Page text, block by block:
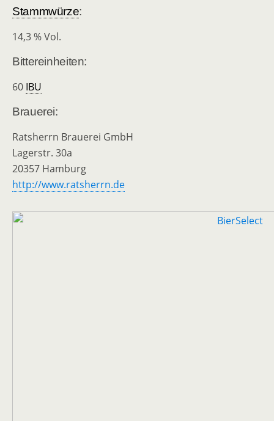
Stammwürze:
14,3 % Vol.
Bittereinheiten:
60 IBU
Brauerei:
Ratsherrn Brauerei GmbH
Lagerstr. 30a
20357 Hamburg
http://www.ratsherrn.de